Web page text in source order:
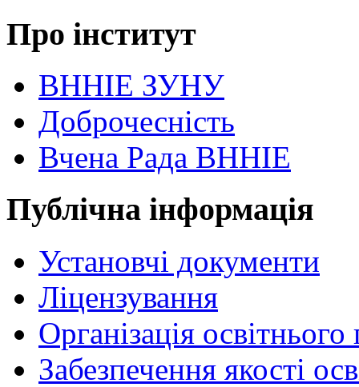
Про інститут
ВННІЕ ЗУНУ
Доброчесність
Вчена Рада ВННІЕ
Публічна інформація
Установчі документи
Ліцензування
Організація
Забезпечення якості